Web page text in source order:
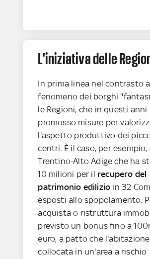
L'iniziativa delle
In prima linea nel contrasto
fenomeno dei borghi
le Regioni, che in questi anni
promosso misure per
l'aspetto produttivo dei
centri. È il caso, per esempio,
Trentino-Alto Adige che ha
10 milioni per il recupero del
patrimonio edilizio in 32
esposti allo spopolamento.
acquista o ristruttura
previsto un bonus fino a
euro, a patto che
collocata in un'area a rischio